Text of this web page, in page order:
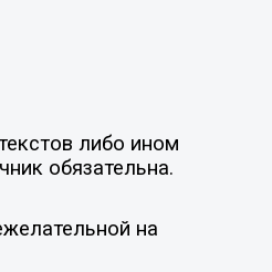
либо ином
обязательна.
на